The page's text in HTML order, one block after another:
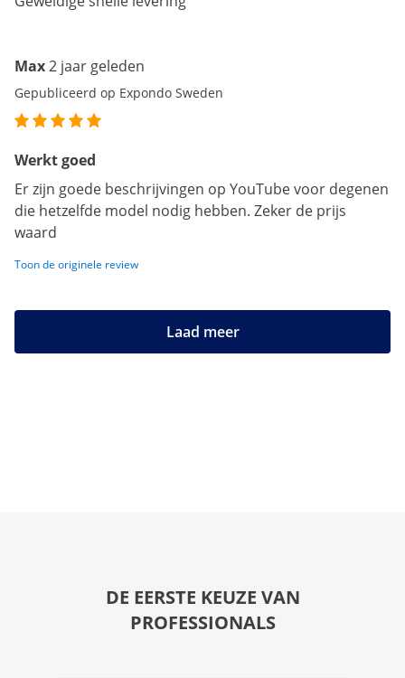
Max2 jaar geleden
Gepubliceerd op Expondo Sweden
Werkt goed
Er zijn goede beschrijvingen op YouTube voor degenen
die hetzelfde model nodig hebben. Zeker de prijs
waard
Toon de originele review
Laad meer
DE EERSTE KEUZE VAN
PROFESSIONALS